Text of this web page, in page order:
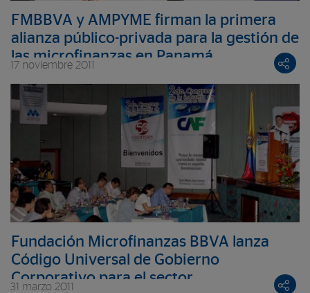
FMBBVA y AMPYME firman la primera
alianza público-privada para la gestión de
las microfinanzas en Panamá
17 noviembre 2011
Fundación Microfinanzas BBVA lanza
Código Universal de Gobierno
Corporativo para el sector
31 marzo 2011